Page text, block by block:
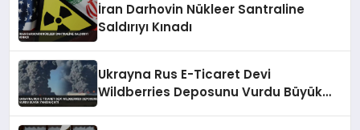
İran Darhovin Nükleer Santraline
Saldırıyı Kınadı
Ukrayna Rus E-Ticaret Devi
Wildberries Deposunu Vurdu Büyük